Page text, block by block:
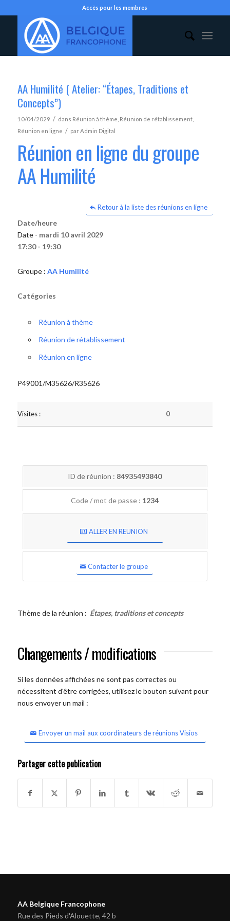
Accès pour les membres
AA Humilité ( Atelier: “Étapes, Traditions et
Concepts”)
10/04/2029 / dans Réunion à thème Réunion de rétablissement,
Réunion en ligne / parAdmin Digital
Réunion en ligne du groupe
AA Humilité
Retour à la liste des réunions en ligne
Date/heure
Date - mardi 10 avril 2029
17:30 - 19:30
Groupe : AA Humilité
Catégories
Réunion à thème
Réunion de rétablissement
Réunion en ligne
P49001/M35626/R35626
Visites : 0
ID de réunion : 84935493840
Code / mot de passe : 1234
ALLER EN REUNION
Contacter le groupe
Thème de la réunion : Étapes, traditions et concepts
Changements / modifications
Si les données affichées ne sont pas correctes ou
nécessitent d'être corrigées, utilisez le bouton suivant pour
nous envoyer un mail :
Envoyer un mail aux coordinateurs de réunions Visios
Partager cette publication
AA Belgique Francophone
Rue des Pieds d'Alouette, 42 b